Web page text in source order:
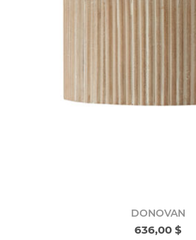
DONOVAN
636,00 $